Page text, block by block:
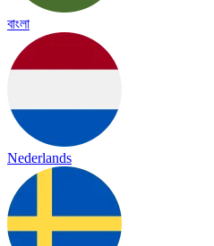
বাংলা
Nederlands